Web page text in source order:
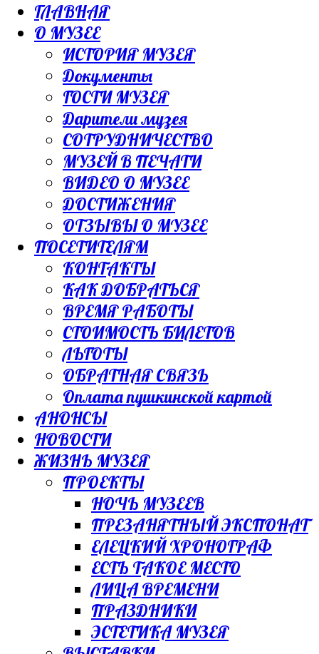
ГЛАВНАЯ
О МУЗЕЕ
ИСТОРИЯ МУЗЕЯ
Документы
ГОСТИ МУЗЕЯ
Дарители музея
СОТРУДНИЧЕСТВО
МУЗЕЙ В ПЕЧАТИ
ВИДЕО О МУЗЕЕ
ДОСТИЖЕНИЯ
ОТЗЫВЫ О МУЗЕЕ
ПОСЕТИТЕЛЯМ
КОНТАКТЫ
КАК ДОБРАТЬСЯ
ВРЕМЯ РАБОТЫ
СТОИМОСТЬ БИЛЕТОВ
ЛЬГОТЫ
ОБРАТНАЯ СВЯЗЬ
Оплата пушкинской картой
АНОНСЫ
НОВОСТИ
ЖИЗНЬ МУЗЕЯ
ПРОЕКТЫ
НОЧЬ МУЗЕЕВ
ПРЕЗАНЯТНЫЙ ЭКСПОНАТ
ЕЛЕЦКИЙ ХРОНОГРАФ
ЕСТЬ ТАКОЕ МЕСТО
ЛИЦА ВРЕМЕНИ
ПРАЗДНИКИ
ЭСТЕТИКА МУЗЕЯ